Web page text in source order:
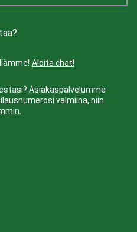
Aloita chat!
Asiakaspalvelumme
valmiina, niin